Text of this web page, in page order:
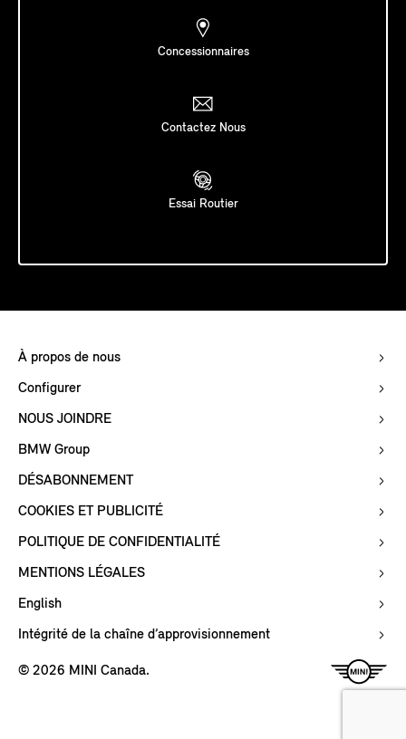
Concessionnaires
Contactez Nous
Essai Routier
À propos de nous
Configurer
NOUS JOINDRE
BMW Group
DÉSABONNEMENT
COOKIES ET PUBLICITÉ
POLITIQUE DE CONFIDENTIALITÉ
MENTIONS LÉGALES
English
Intégrité de la chaîne d’approvisionnement
© 2026 MINI Canada.